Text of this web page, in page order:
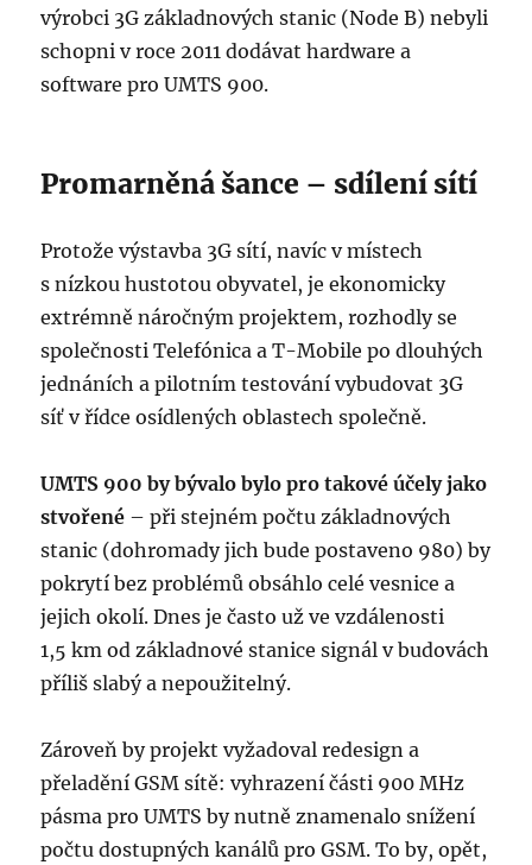
výrobci 3G základnových stanic (Node B) nebyli
schopni v roce 2011 dodávat hardware a
software pro UMTS 900.
Promarněná šance – sdílení sítí
Protože výstavba 3G sítí, navíc v místech
s nízkou hustotou obyvatel, je ekonomicky
extrémně náročným projektem, rozhodly se
společnosti Telefónica a T-Mobile po dlouhých
jednáních a pilotním testování vybudovat 3G
síť v řídce osídlených oblastech společně.
UMTS 900 by bývalo bylo pro takové účely jako
stvořené – při stejném počtu základnových
stanic (dohromady jich bude postaveno 980) by
pokrytí bez problémů obsáhlo celé vesnice a
jejich okolí. Dnes je často už ve vzdálenosti
1,5 km od základnové stanice signál v budovách
příliš slabý a nepoužitelný.
Zároveň by projekt vyžadoval redesign a
přeladění GSM sítě: vyhrazení části 900 MHz
pásma pro UMTS by nutně znamenalo snížení
počtu dostupných kanálů pro GSM. To by, opět,